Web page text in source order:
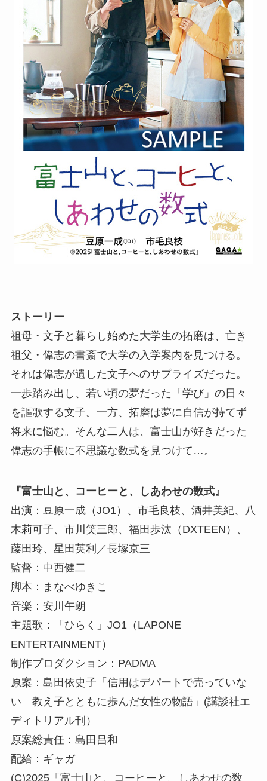
ストーリー
祖母・文子と暮らし始めた大学生の拓磨は、亡き
祖父・偉志の書斎で大学の入学案内を見つける。
それは偉志が遺した文子へのサプライズだった。
一歩踏み出し、若い頃の夢だった「学び」の日々
を謳歌する文子。一方、拓磨は夢に自信が持てず
将来に悩む。そんな二人は、富士山が好きだった
偉志の手帳に不思議な数式を見つけて…。
『富士山と、コーヒーと、しあわせの数式』
出演：豆原一成（JO1）、市毛良枝、酒井美紀、八
木莉可子、市川笑三郎、福田歩汰（DXTEEN）、
藤田玲、星田英利／長塚京三
監督：中西健二
脚本：まなべゆきこ
音楽：安川午朗
主題歌：「ひらく」JO1（LAPONE
ENTERTAINMENT）
制作プロダクション：PADMA
原案：島田依史子「信用はデパートで売っていな
い 教え子とともに歩んだ女性の物語」(講談社エ
ディトリアル刊）
原案総責任：島田昌和
配給：ギャガ
(C)2025「富士山と、コーヒーと、しあわせの数